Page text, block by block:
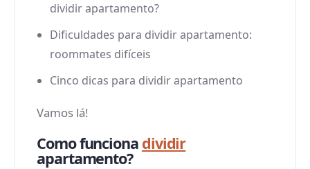
dividir apartamento?
Dificuldades para dividir apartamento:
roommates difíceis
Cinco dicas para dividir apartamento
Vamos lá!
Como funciona dividir
apartamento?